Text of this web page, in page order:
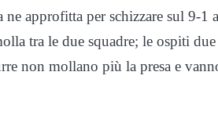
approfitta per schizzare sul 9-1
tra le due squadre; le ospiti
non mollano più la presa e